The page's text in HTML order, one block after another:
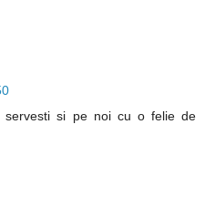
servesti si pe noi cu o felie de